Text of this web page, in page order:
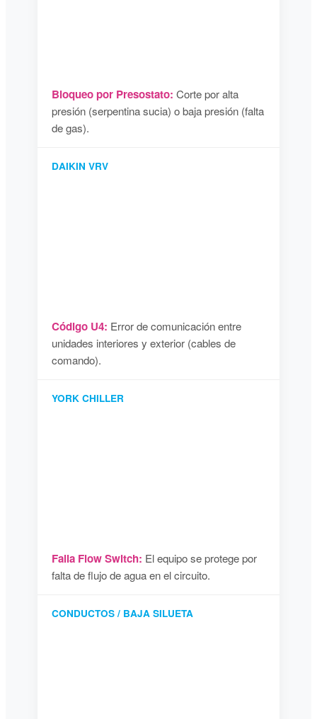
Bloqueo por Presostato: Corte por alta
presión (serpentina sucia) o baja presión (falta
de gas).
DAIKIN VRV
Código U4: Error de comunicación entre
unidades interiores y exterior (cables de
comando).
YORK CHILLER
Falla Flow Switch: El equipo se protege por
falta de flujo de agua en el circuito.
CONDUCTOS / BAJA SILUETA